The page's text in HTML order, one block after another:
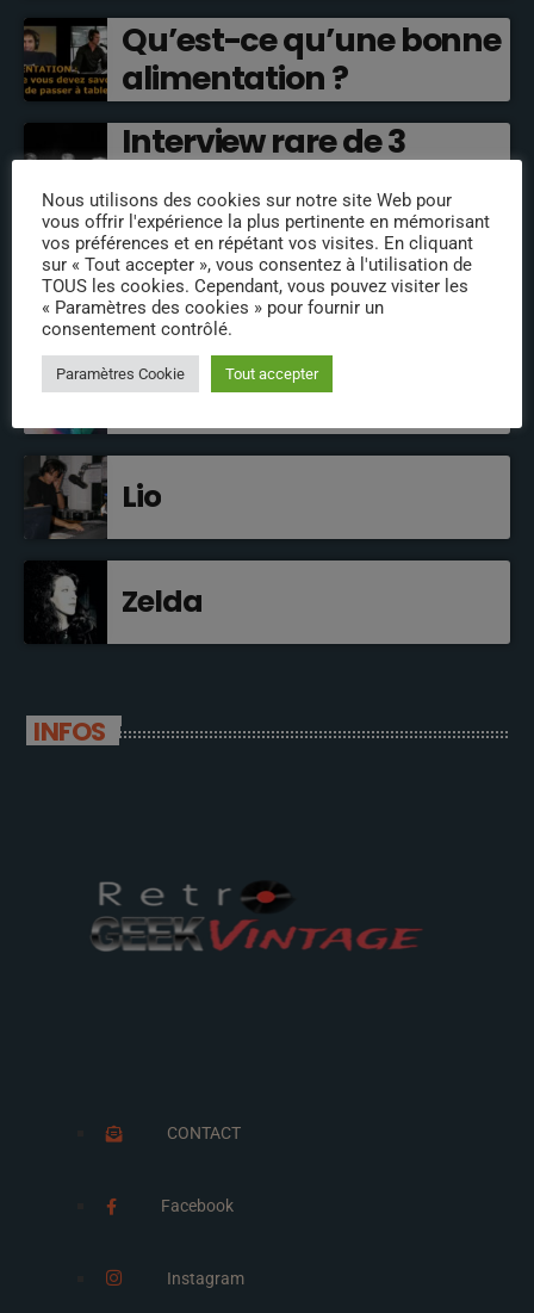
Qu’est-ce qu’une bonne
alimentation ?
Interview rare de 3
cultes !
EN BREF
Rémi aka Remsmovies
Lio
Zelda
INFOS
CONTACT
Facebook
Instagram
Nous utilisons des cookies sur notre site Web pour
vous offrir l'expérience la plus pertinente en mémorisant
vos préférences et en répétant vos visites. En cliquant
sur « Tout accepter », vous consentez à l'utilisation de
TOUS les cookies. Cependant, vous pouvez visiter les
« Paramètres des cookies » pour fournir un
consentement contrôlé.
Paramètres Cookie Tout accepter